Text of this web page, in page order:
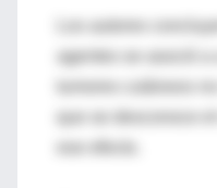
agentes se asoció